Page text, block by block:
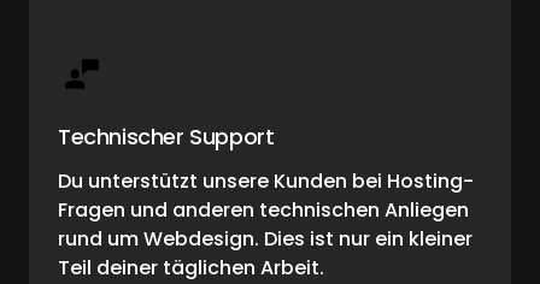
Technischer Support
Du unterstützt unsere Kunden bei Hosting-
Fragen und anderen technischen Anliegen
rund um Webdesign. Dies ist nur ein kleiner
Teil deiner täglichen Arbeit.